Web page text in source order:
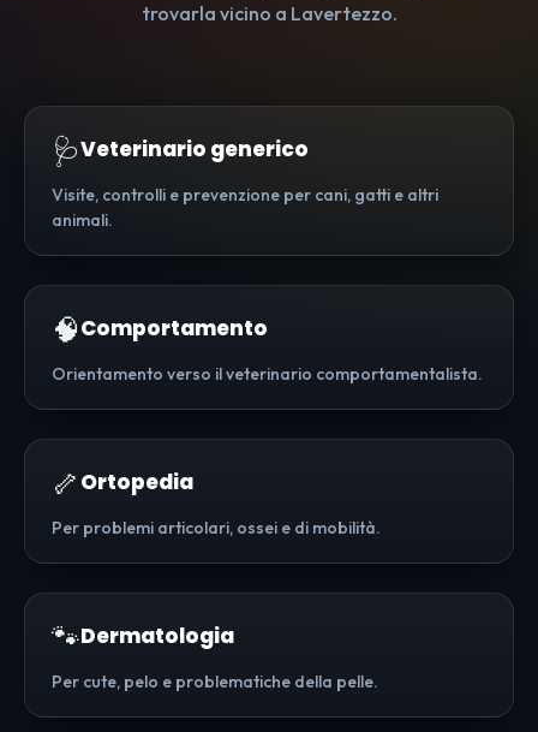
trovarla vicino a Lavertezzo.
🩺Veterinario generico
Visite, controlli e prevenzione per cani, gatti e altri
animali.
🧠Comportamento
Orientamento verso il veterinario comportamentalista.
🦴 Ortopedia
Per problemi articolari, ossei e di mobilità.
🐾Dermatologia
Per cute, pelo e problematiche della pelle.